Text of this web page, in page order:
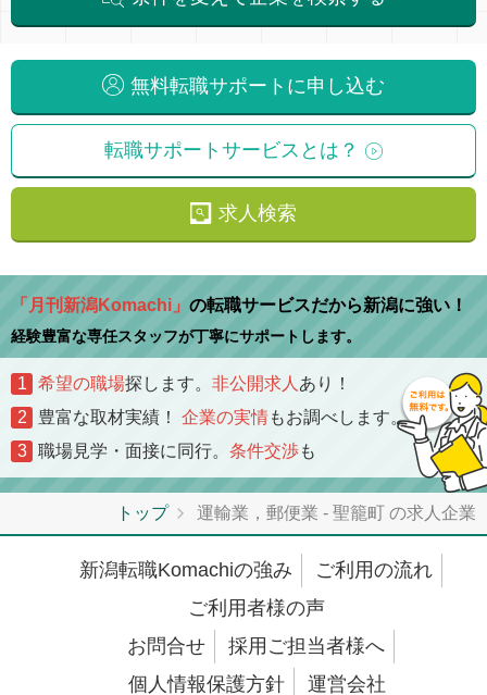
無料転職サポートに申し込む
転職サポートサービスとは？
求人検索
「月刊新潟Komachi」 の転職サービスだから新潟に強い！
経験豊富な専任スタッフが丁寧にサポートします。
1 希望の職場探します。 非公開求人 あり！
2
豊富な取材実績！ 企業の実情もお調べします。
3
職場見学・面接に同行。 条件交渉も
トップ 運輸業，郵便業 - 聖籠町 の求人企業
新潟転職Komachiの強み
ご利用の流れ
ご利用者様の声
お問合せ
採用ご担当者様へ
個人情報保護方針
運営会社